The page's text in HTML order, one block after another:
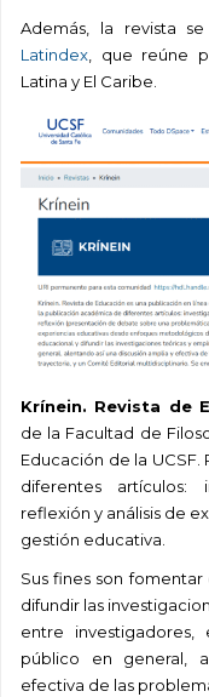
Además, la revista
Latindex , que reúne
Latina y El Caribe.
Krínein. Revista de
de la Facultad de
Educación de la
diferentes artículos:
reflexión y análisis de
gestión educativa.
Sus fines son
difundir las
entre investigadores,
público en general,
efectiva de las